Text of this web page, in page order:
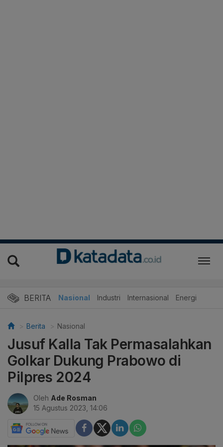
BERITA Nasional Industri Internasional Energi
Berita Nasional
Jusuf Kalla Tak Permasalahkan
Golkar Dukung Prabowo di
Pilpres 2024
Oleh Ade Rosman
15 Agustus 2023, 14:06